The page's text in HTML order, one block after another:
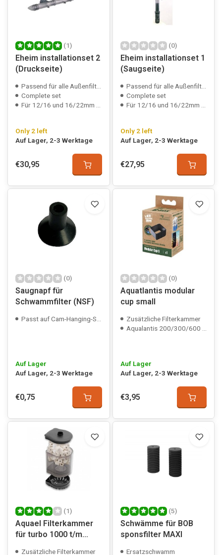
(1)
Eheim installationset 2
(Druckseite)
Passend für alle Außenfilter
Complete set
Für 12/16 und 16/22mm Schlauch
Only 2 left
Auf Lager, 2-3 Werktage
€30,95
(0)
Eheim installationset 1
(Saugseite)
Passend für alle Außenfilter
Complete set
Für 12/16 und 16/22mm Schlauch
Only 2 left
Auf Lager, 2-3 Werktage
€27,95
(0)
Saugnapf für
Schwammfilter (NSF)
Passt auf Cam-Hanging-Schwammfilter
Auf Lager
Auf Lager, 2-3 Werktage
€0,75
(0)
Aquatlantis modular
cup small
Zusätzliche Filterkammer
Aqualantis 200/300/600 compatible
Auf Lager
Auf Lager, 2-3 Werktage
€3,95
(1)
Aquael Filterkammer
für turbo 1000 t/m
Zusätzliche Filterkammer
(5)
Schwämme für BOB
sponsfilter MAXI
Ersatzschwamm